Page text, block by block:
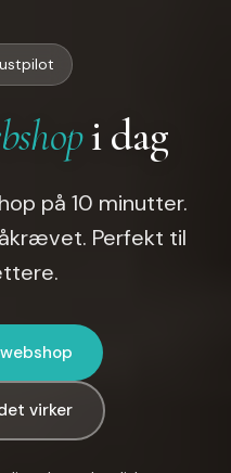
i dag
på 10 minutter.
Perfekt til
virker